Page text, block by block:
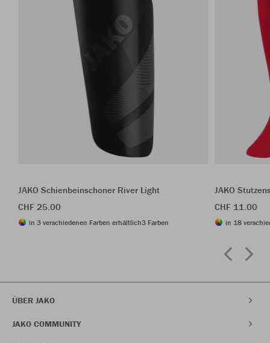
JAKO Schienbeinschoner River Light
CHF 25.00
in 3 verschiedenen Farben erhältlich3 Farben
JAKO
CHF 11.00
in 18
ÜBER JAKO
JAKO COMMUNITY